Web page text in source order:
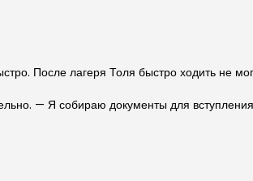
После лагеря Толя быстро ходить не
— Я собираю документы для